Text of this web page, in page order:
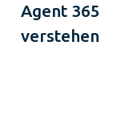
Agent 365
verstehen